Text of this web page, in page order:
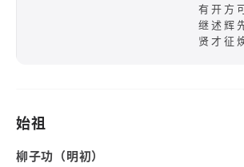
有开方
继述辉
贤才征
始祖
柳子功（明初）